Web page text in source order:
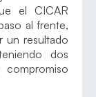
el CICAR
al frente,
un resultado
dos